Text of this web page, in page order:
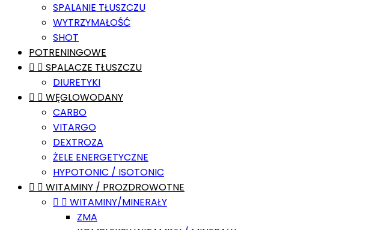
SPALANIE TŁUSZCZU
WYTRZYMAŁOŚĆ
SHOT
POTRENINGOWE
  SPALACZE TŁUSZCZU
DIURETYKI
  WĘGLOWODANY
CARBO
VITARGO
DEXTROZA
ŻELE ENERGETYCZNE
HYPOTONIC / ISOTONIC
  WITAMINY / PROZDROWOTNE
  WITAMINY/MINERAŁY
ZMA